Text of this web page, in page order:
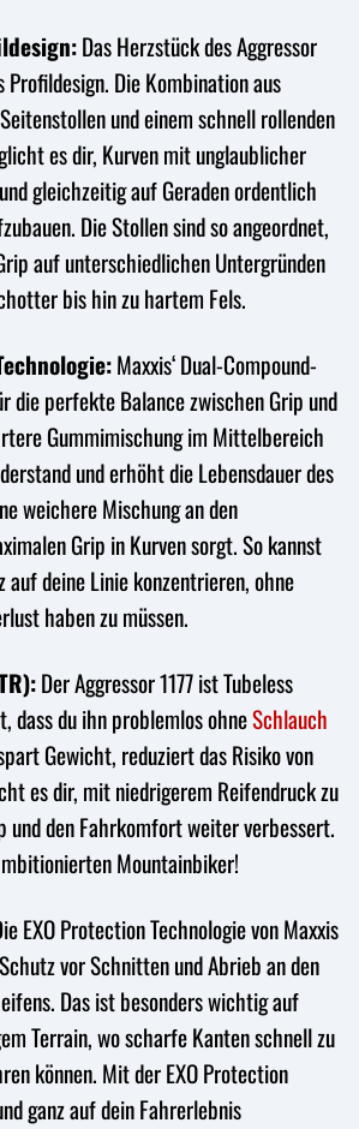
Das Herzstück des Aggressor
Die Kombination aus
und einem schnell rollenden
es dir, Kurven mit unglaublicher
gleichzeitig auf Geraden ordentlich
Die Stollen sind so angeordnet,
auf unterschiedlichen Untergründen
bis hin zu hartem Fels.
Maxxis‘ Dual-Compound-
die perfekte Balance zwischen Grip und
Gummimischung im Mittelbereich
und erhöht die Lebensdauer des
weichere Mischung an den
Grip in Kurven sorgt. So kannst
auf deine Linie konzentrieren, ohne
haben zu müssen.
Der Aggressor 1177 ist Tubeless
dass du ihn problemlos ohneSchlauch
Gewicht, reduziert das Risiko von
es dir, mit niedrigerem Reifendruck zu
und den Fahrkomfort weiter verbessert.
Mountainbiker!
EXO Protection Technologie von Maxxis
vor Schnitten und Abrieb an den
Das ist besonders wichtig auf
Terrain, wo scharfe Kanten schnell zu
können. Mit der EXO Protection
ganz auf dein Fahrerlebnis